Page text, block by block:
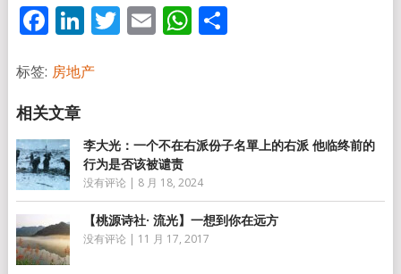
Facebook
LinkedIn
Twitter
EmailWhatsApp
分
标签: 房地产
李大光：一个不在右派份子名單上的右派 他临终前的
行为是否该被谴责
没有评论 | 8 月 18, 2024
【桃源诗社· 流光】一想到你在远方
没有评论 | 11 月 17, 2017